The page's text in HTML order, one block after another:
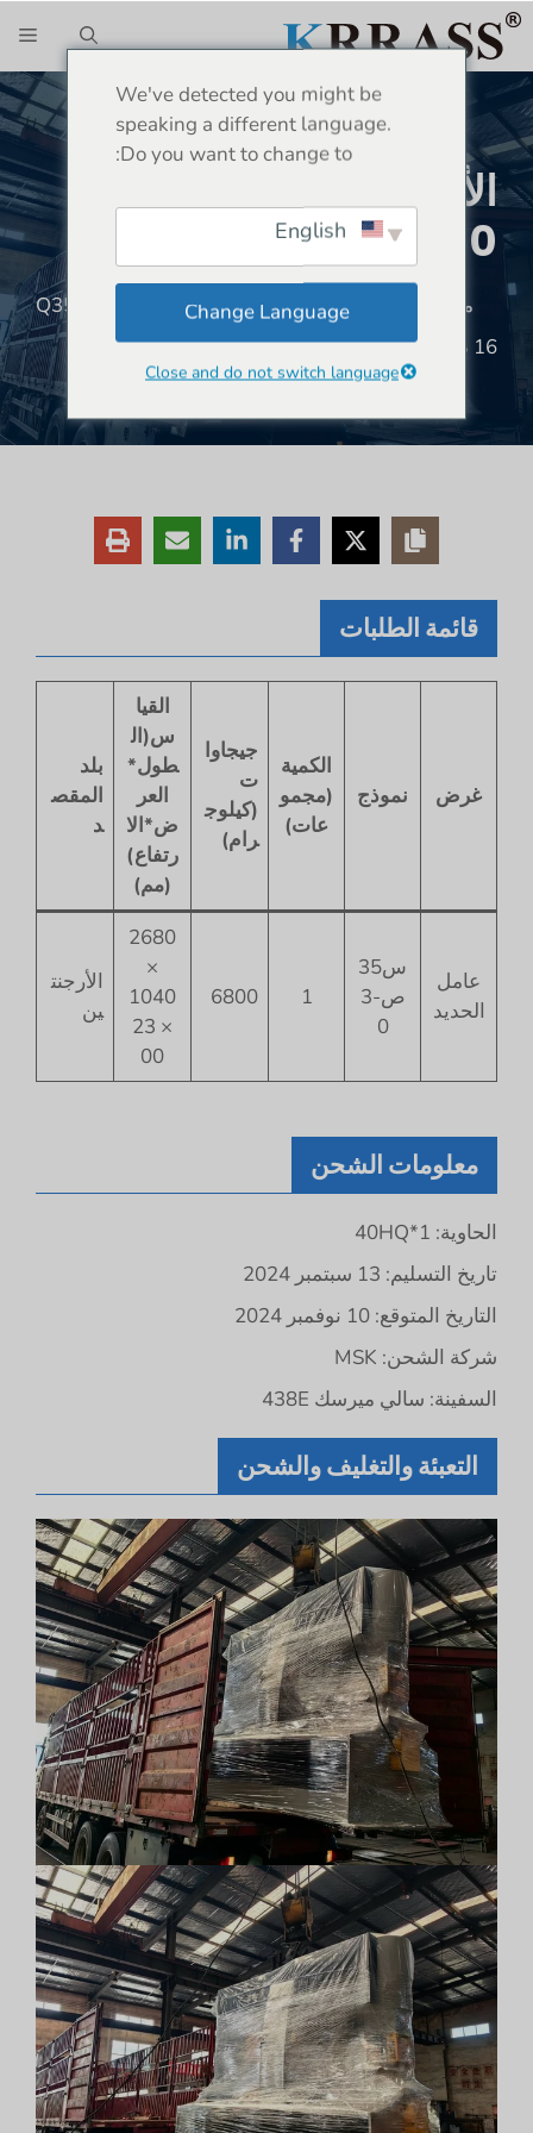
انتقل
المحتوى
الأرجنتين-عامل الحديد
Q35Y-30
موقع: شحنة»الأرجنتين-عامل الحديد Q35Y-30
16 ديسمبر 2024
587 مشاهدة
قائمة الطلبات
غرض نموذج
الكمية
(مجمو
عات)
جيجاوا
ت
(كيلوج
رام)
القيا
س(ال
طول*
العر
ض*الا
رتفاع)
(مم)
بلد
المقص
د
عامل
الحديد
س35
ص-3
0
1
6800
2680
×
1040
× 23
00
الأرجنت
ين
معلومات الشحن
الحاوية: 40HQ*1
تاريخ التسليم: 13 سبتمبر 2024
التاريخ المتوقع: 10 نوفمبر 2024
شركة الشحن: MSK
السفينة: سالي ميرسك 438E
التعبئة والتغليف والشحن
We've detected you might be
speaking a different language.
Do you want to change to:
Change Language
Close and do not switch language